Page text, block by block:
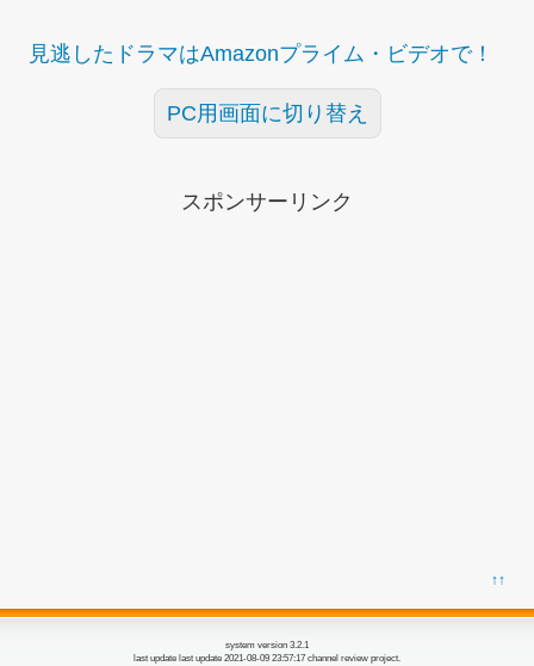
見逃したドラマはAmazonプライム・ビデオで！
PC用画面に切り替え
スポンサーリンク
↑↑
system version 3.2.1
last update last update 2021-08-09 23:57:17 channel review project.